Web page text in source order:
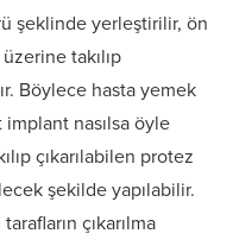
şeklinde yerleştirilir, ön
takılıp
Böylece hasta yemek
nasılsa öyle
çıkarılabilen protez
şekilde yapılabilir.
çıkarılma